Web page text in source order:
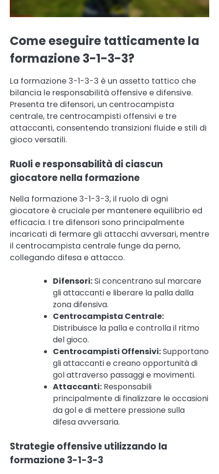
Come eseguire tatticamente la
formazione 3-1-3-3?
La formazione 3-1-3-3 è un assetto tattico che
bilancia le responsabilità offensive e difensive.
Presenta tre difensori, un centrocampista
centrale, tre centrocampisti offensivi e tre
attaccanti, consentendo transizioni fluide e stili di
gioco versatili.
Ruoli e responsabilità di ciascun
giocatore nella formazione
Nella formazione 3-1-3-3, il ruolo di ogni
giocatore è cruciale per mantenere equilibrio ed
efficacia. I tre difensori sono principalmente
incaricati di fermare gli attacchi avversari, mentre
il centrocampista centrale funge da perno,
collegando difesa e attacco.
Difensori:Si concentrano sul marcare
gli attaccanti e liberare la palla dalla
zona difensiva.
Centrocampista Centrale:
Distribuisce la palla e controlla il ritmo
del gioco.
Centrocampisti Offensivi:Supportano
gli attaccanti e creano opportunità di
gol attraverso passaggi e movimenti.
Attaccanti: Responsabili
principalmente di finalizzare le occasioni
da gol e di mettere pressione sulla
difesa avversaria.
Strategie offensive utilizzando la
formazione 3-1-3-3